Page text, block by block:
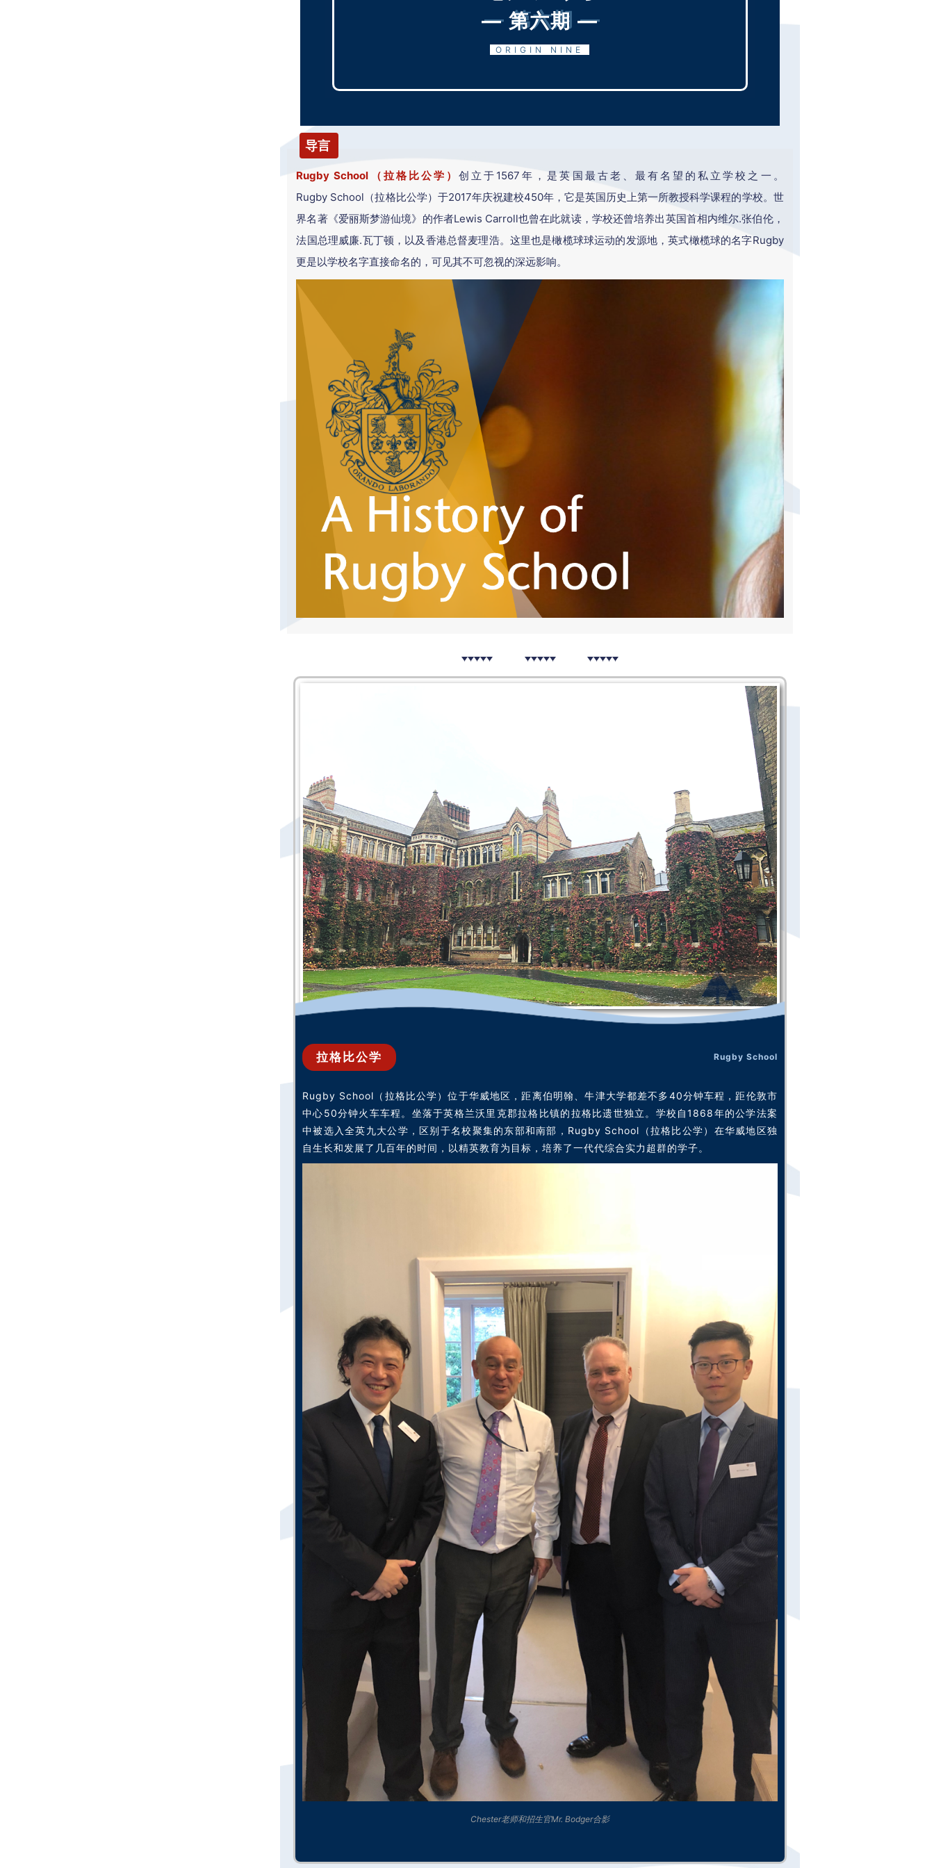
— 第六期 —
ORIGIN NINE
导言
Rugby School（拉格比公学） 创立于1567年，是英国最古老、最有名望的私立学校之一。
Rugby School（拉格比公学）于2017年庆祝建校450年，它是英国历史上第一所教授科学课程的学校。世
界名著《爱丽斯梦游仙境》的作者Lewis Carroll也曾在此就读，学校还曾培养出英国首相内维尔.张伯伦，
法国总理威廉.瓦丁顿，以及香港总督麦理浩。这里也是橄榄球球运动的发源地，英式橄榄球的名字Rugby
更是以学校名字直接命名的，可见其不可忽视的深远影响。
拉格比公学 Rugby School
Rugby School（拉格比公学）位于华威地区，距离伯明翰、牛津大学都差不多40分钟车程，距伦敦市
中心50分钟火车车程。坐落于英格兰沃里克郡拉格比镇的拉格比遗世独立。学校自1868年的公学法案
中被选入全英九大公学，区别于名校聚集的东部和南部，Rugby School（拉格比公学）在华威地区独
自生长和发展了几百年的时间，以精英教育为目标，培养了一代代综合实力超群的学子。
Chester老师和招生官Mr. Bodger合影